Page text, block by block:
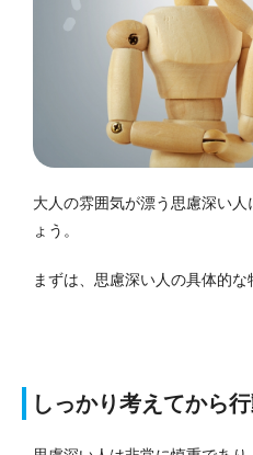
大人の雰囲気が漂う思慮深い
ょう。
まずは、思慮深い人の具体的な
しっかり考えてから